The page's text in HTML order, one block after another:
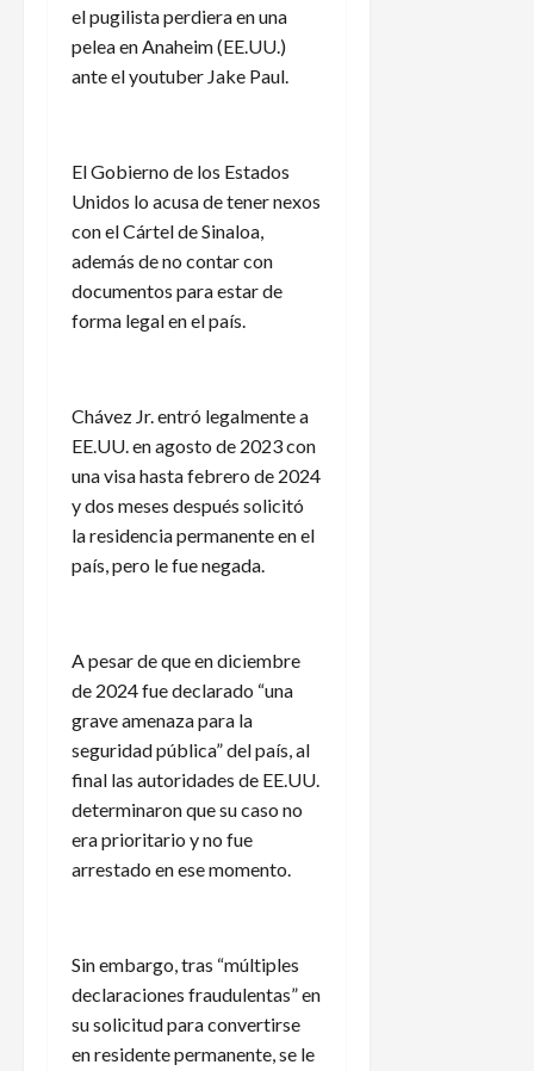
el pugilista perdiera en una
pelea en Anaheim (EE.UU.)
ante el youtuber Jake Paul.
El Gobierno de los Estados
Unidos lo acusa de tener nexos
con el Cártel de Sinaloa,
además de no contar con
documentos para estar de
forma legal en el país.
Chávez Jr. entró legalmente a
EE.UU. en agosto de 2023 con
una visa hasta febrero de 2024
y dos meses después solicitó
la residencia permanente en el
país, pero le fue negada.
A pesar de que en diciembre
de 2024 fue declarado “una
grave amenaza para la
seguridad pública” del país, al
final las autoridades de EE.UU.
determinaron que su caso no
era prioritario y no fue
arrestado en ese momento.
Sin embargo, tras “múltiples
declaraciones fraudulentas” en
su solicitud para convertirse
en residente permanente, se le